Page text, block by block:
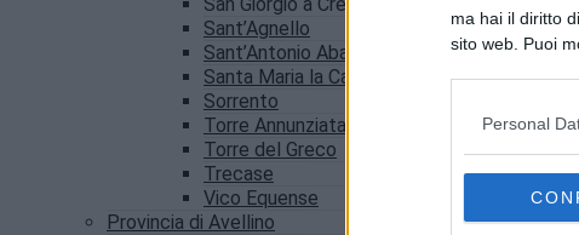
ma hai il diritto
sito web. Puoi
Personal
Sant’Agnello
Sant’Antonio Abate
Santa Maria la Carità
Sorrento
Torre Annunziata
Torre del Greco
Trecase
Vico Equense
Provincia di Avellino